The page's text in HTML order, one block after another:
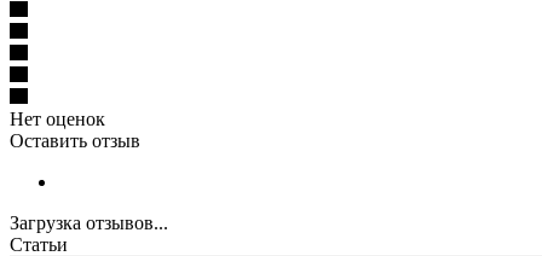
Нет оценок
Оставить отзыв
Загрузка отзывов...
Статьи